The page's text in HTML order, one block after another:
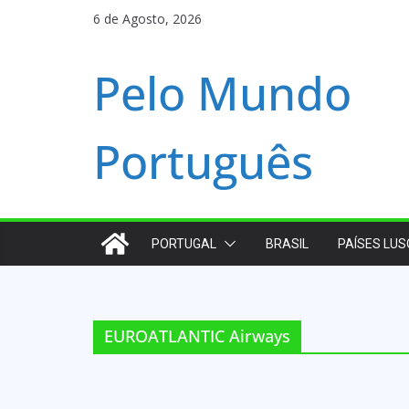
6 de Agosto, 2026
Pelo Mundo
Português
PORTUGAL BRASIL PAÍSES
EUROATLANTIC Airways